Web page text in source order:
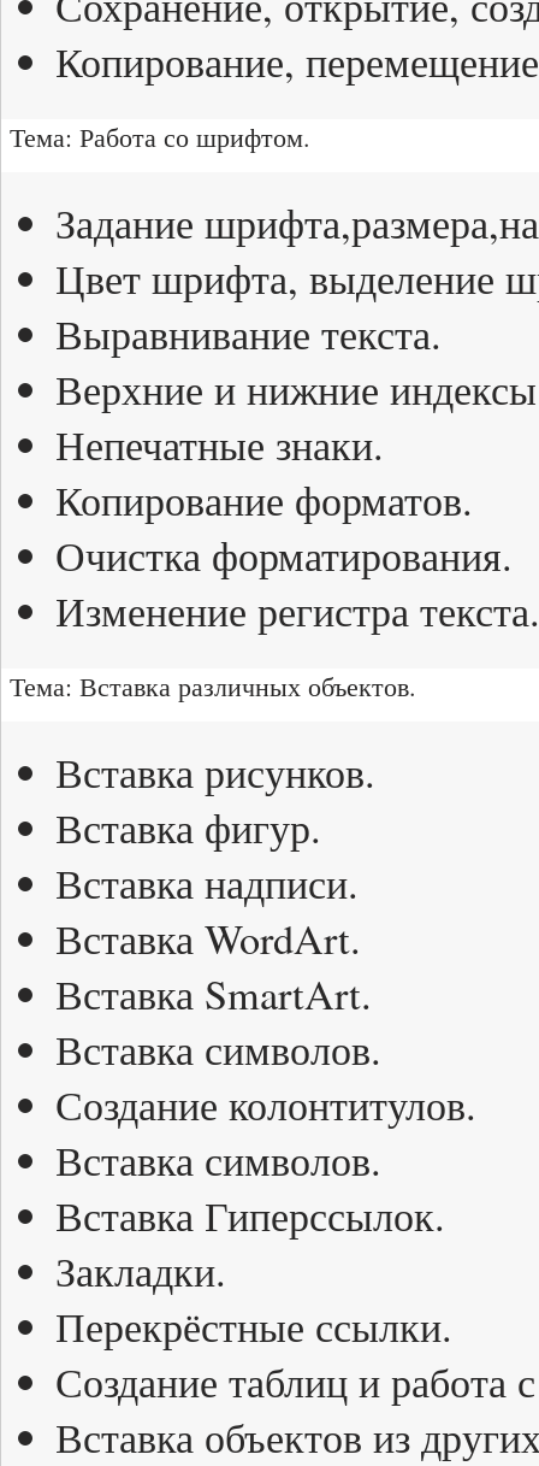
Копирование,
Тема: Работа со шрифтом.
Задание
Цвет шрифта, выделение
Выравнивание текста.
Верхние и нижние
Непечатные знаки.
Копирование форматов.
Очистка форматирования.
Изменение регистра текста.
Тема: Вставка различных объектов.
Вставка рисунков.
Вставка фигур.
Вставка надписи.
Вставка WordArt.
Вставка SmartArt.
Вставка символов.
Создание колонтитулов.
Вставка символов.
Вставка Гиперссылок.
Закладки.
Перекрёстные ссылки.
Создание таблиц и работа
Вставка объектов из